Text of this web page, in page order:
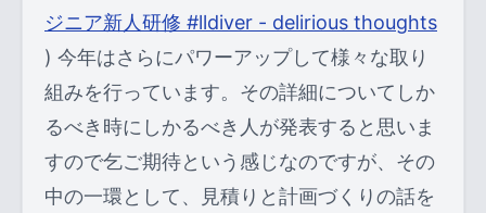
ジニア新人研修 #lldiver - delirious thoughts
) 今年はさらにパワーアップして様々な取り
組みを行っています。その詳細についてしか
るべき時にしかるべき人が発表すると思いま
すので乞ご期待という感じなのですが、その
中の一環として、見積りと計画づくりの話を